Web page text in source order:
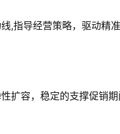
,指导经营策略，驱动精准
扩容，稳定的支撑促销